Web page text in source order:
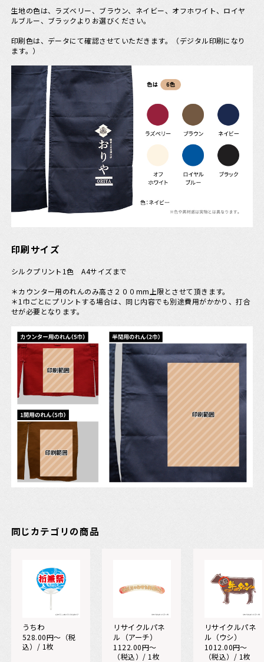
生地の色は、ラズベリー、ブラウン、ネイビー、オフホワイト、ロイヤ
ルブルー、ブラックよりお選びください。
印刷色は、データにて確認させていただきます。（デジタル印刷になり
ます。）
印刷サイズ
シルクプリント1色 A4サイズまで
＊カウンター用のれんのみ高さ２００mm上限とさせて頂きます。
＊1巾ごとにプリントする場合は、同じ内容でも別途費用がかかり、打合
せが必要となります。
同じカテゴリの商品
うちわ
528.00円〜（税
込）/ 1枚
リサイクルパネ
ル（アーチ）
1122.00円〜
（税込）/ 1枚
リサイクルパネ
ル（ウシ）
1012.00円〜
（税込）/ 1枚